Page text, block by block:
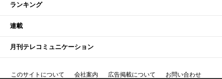
ランキング
連載
月刊テレコミュニケーション
このサイトについて 会社案内 広告掲載について お問い合わせ